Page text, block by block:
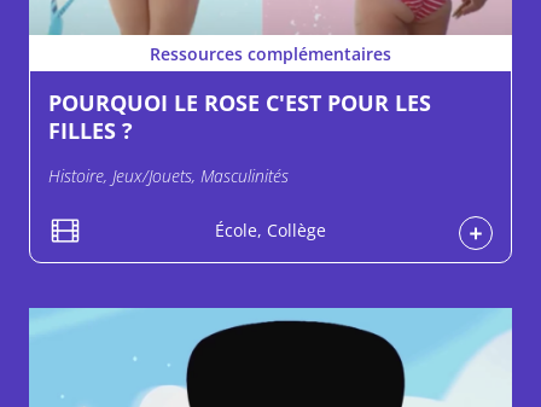
Ressources complémentaires
POURQUOI LE ROSE C'EST POUR LES
FILLES ?
Histoire, Jeux/Jouets, Masculinités
École, Collège